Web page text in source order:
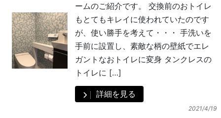
ームのご紹介です。 交換前のおトイレ
もとてもキレイに使われていたのです
が、使い勝手を考えて・・・ 手洗いを
手前に設置し、素敵な柄の壁紙でエレ
ガントなおトイレに変身 タンクレスの
トイレに […]
詳細を見る
2021/4/19